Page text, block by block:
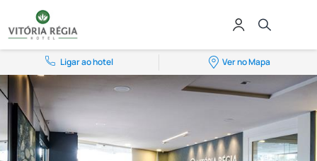
Ligar ao hotel Ver no Mapa